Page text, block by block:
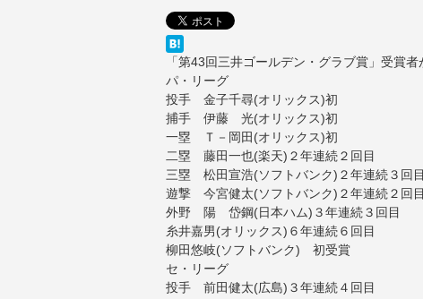
「第43回三井ゴールデン・グラブ賞」受賞者
パ・リーグ
投手 金子千尋(オリックス)初
捕手 伊藤 光(オリックス)初
一塁 Ｔ－岡田(オリックス)初
二塁 藤田一也(楽天)２年連続２回目
三塁 松田宣浩(ソフトバンク)２年連続３回目
遊撃 今宮健太(ソフトバンク)２年連続２回目
外野 陽 岱鋼(日本ハム)３年連続３回目
糸井嘉男(オリックス)６年連続６回目
柳田悠岐(ソフトバンク) 初受賞
セ・リーグ
投手 前田健太(広島)３年連続４回目